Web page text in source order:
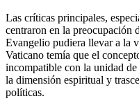
Las críticas principales,
centraron en la preocupación
Evangelio pudiera llevar a la
Vaticano temía que el
incompatible con la unidad
la dimensión espiritual y
políticas.